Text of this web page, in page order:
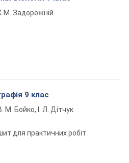
Задорожній
9 клас
М. Бойко, І. Л. Дітчук
для практичних робіт